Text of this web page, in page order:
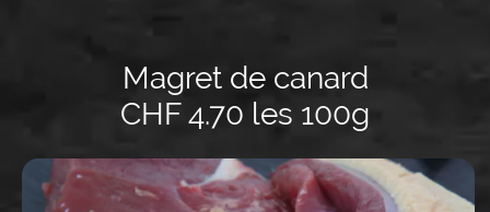
Magret de canard
CHF 4.70 les 100g